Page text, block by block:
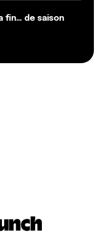
fin… de saison